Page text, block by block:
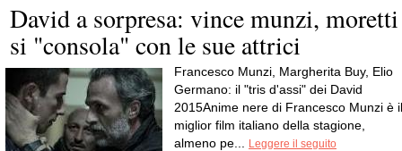
David a sorpresa: vince munzi, moretti
si "consola" con le sue attrici
Francesco Munzi, Margherita Buy, Elio
Germano: il "tris d'assi" dei David
2015Anime nere di Francesco Munzi è il
miglior film italiano della stagione,
almeno pe...
Leggere il seguito